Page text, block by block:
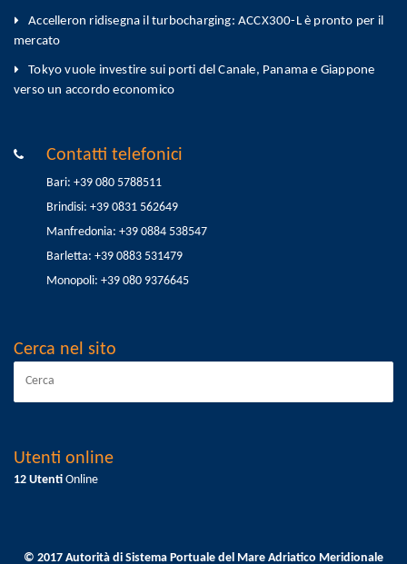
Accelleron ridisegna il turbocharging: ACCX300-L è pronto per il
mercato
Tokyo vuole investire sui porti del Canale, Panama e Giappone
verso un accordo economico
Contatti telefonici
Bari: +39 080 5788511
Brindisi: +39 0831 562649
Manfredonia: +39 0884 538547
Barletta: +39 0883 531479
Monopoli: +39 080 9376645
Cerca nel sito
Utenti online
12 Utenti Online
© 2017 Autorità di Sistema Portuale del Mare Adriatico Meridionale